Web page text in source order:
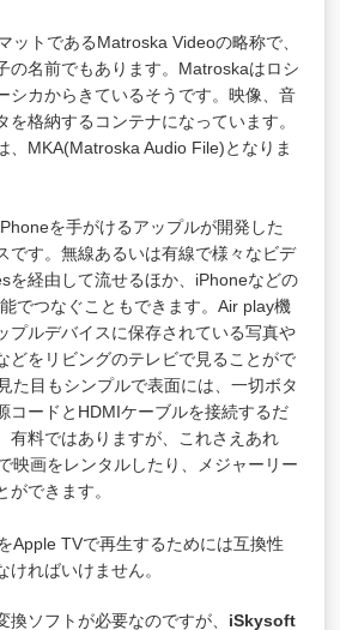
ットであるMatroska Videoの略称で、
の名前でもあります。Matroskaはロシ
シカからきているそうです。映像、音
を格納するコンテナになっています。
、MKA(Matroska Audio File)となりま
を手がけるアップルが開発した
です。無線あるいは有線で様々なビデ
を経由して流せるほか、iPhoneなどの
でつなぐこともできます。Air play機
プルデバイスに保存されている写真や
どをリビングのテレビで見ることがで
た目もシンプルで表面には、一切ボタ
コードとHDMIケーブルを接続するだ
有料ではありますが、これさえあれ
映画をレンタルしたり、メジャーリー
ができます。
Apple TVで再生するためには互換性
ればいけません。
換ソフトが必要なのですが、 iSkysoft